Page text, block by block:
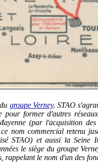
groupe Verney. STAO
pour former d'autres
(par l'acquisition
nom commercial retenu
STAO) et aussi la Seine
le siège du groupe
rappelant le nom d'un des